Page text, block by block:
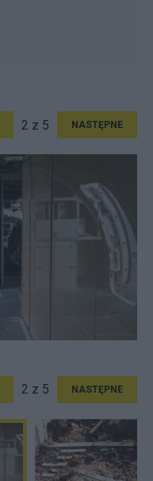
2 z 5 NASTĘPNE
2 z 5 NASTĘPNE